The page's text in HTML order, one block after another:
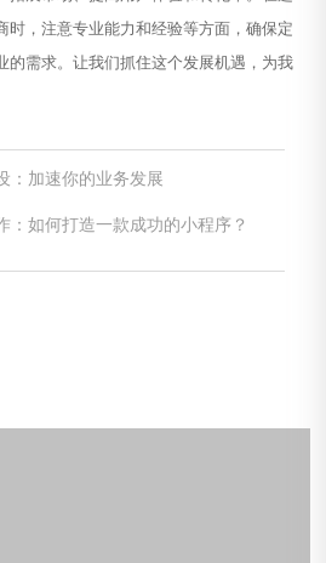
时，注意专业能力和经验等方面，确保定
的需求。让我们抓住这个发展机遇，为我
：加速你的业务发展
：如何打造一款成功的小程序？